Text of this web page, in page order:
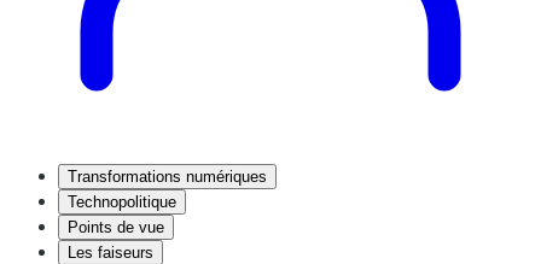
Transformations numériques
Technopolitique
Points de vue
Les faiseurs